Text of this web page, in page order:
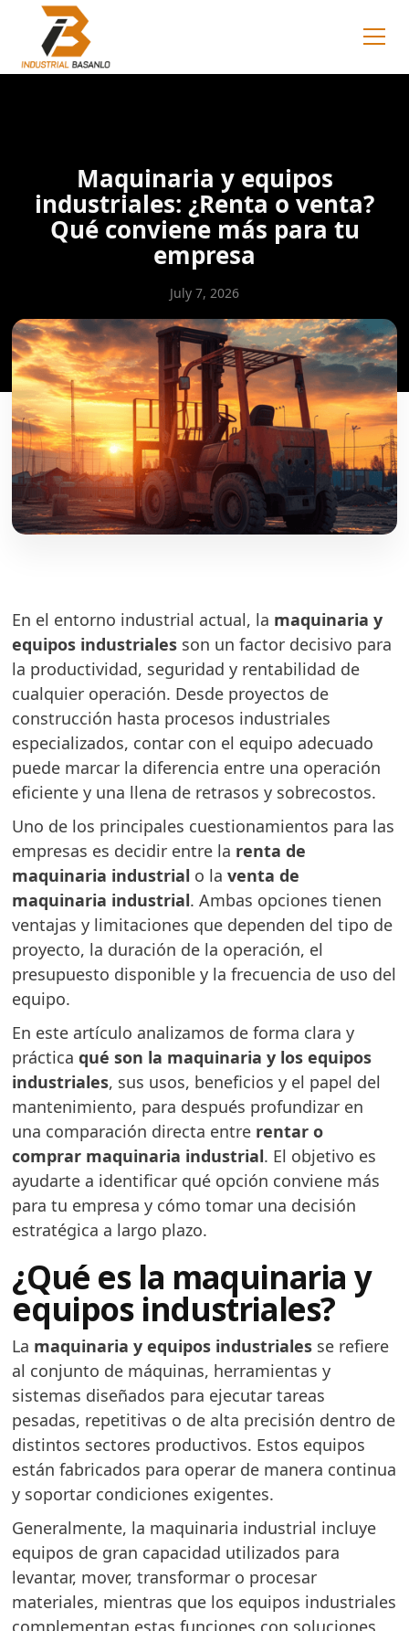
Maquinaria y equipos
industriales: ¿Renta o venta?
Qué conviene más para tu
empresa
July 7, 2026
En el entorno industrial actual, la maquinaria y
equipos industriales son un factor decisivo para
la productividad, seguridad y rentabilidad de
cualquier operación. Desde proyectos de
construcción hasta procesos industriales
especializados, contar con el equipo adecuado
puede marcar la diferencia entre una operación
eficiente y una llena de retrasos y sobrecostos.
Uno de los principales cuestionamientos para las
empresas es decidir entre la renta de
maquinaria industrial o laventa de
maquinaria industrial. Ambas opciones tienen
ventajas y limitaciones que dependen del tipo de
proyecto, la duración de la operación, el
presupuesto disponible y la frecuencia de uso del
equipo.
En este artículo analizamos de forma clara y
prácticaqué son la maquinaria y los equipos
industriales, sus usos, beneficios y el papel del
mantenimiento, para después profundizar en
una comparación directa entre rentar o
comprar maquinaria industrial. El objetivo es
ayudarte a identificar qué opción conviene más
para tu empresa y cómo tomar una decisión
estratégica a largo plazo.
¿Qué es la maquinaria y
equipos industriales?
La maquinaria y equipos industriales se refiere
al conjunto de máquinas, herramientas y
sistemas diseñados para ejecutar tareas
pesadas, repetitivas o de alta precisión dentro de
distintos sectores productivos. Estos equipos
están fabricados para operar de manera continua
y soportar condiciones exigentes.
Generalmente, la maquinaria industrial incluye
equipos de gran capacidad utilizados para
levantar, mover, transformar o procesar
materiales, mientras que los equipos industriales